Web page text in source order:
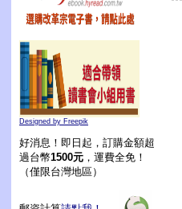
Designed by Freepik
好消息！即日起，訂購金額超
過台幣1500元 ，運費全免！
（僅限台灣地區）